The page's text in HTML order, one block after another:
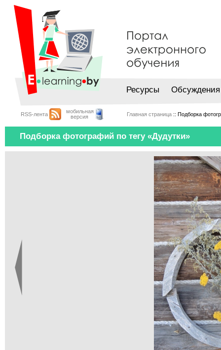
Ресурсы Обсуждения
RSS-лента
мобильная
версия
Главная страница :: Подборка
Подборка фотографий по тегу «Дудутки»